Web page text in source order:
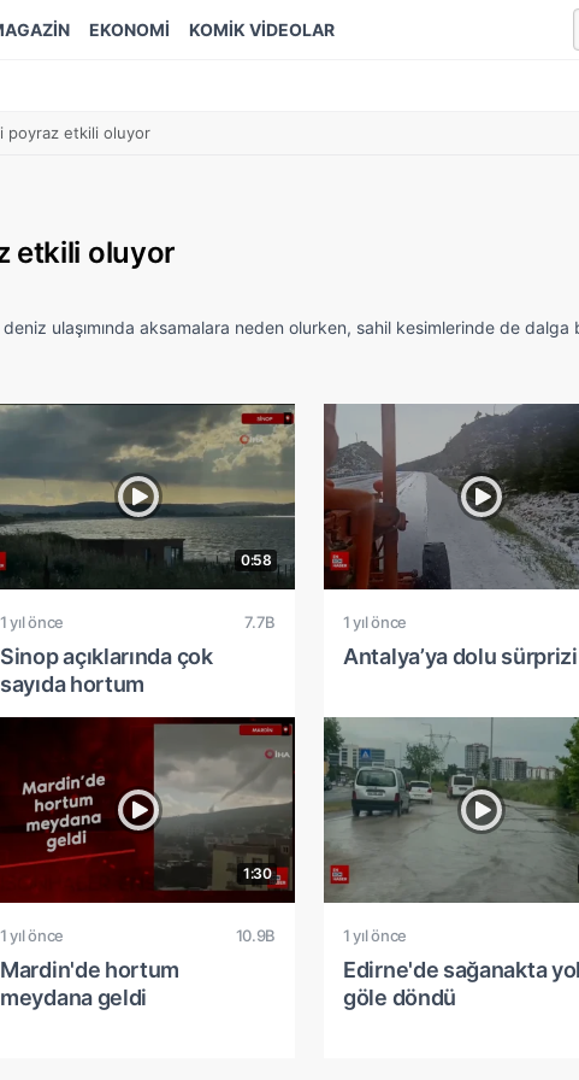
EKONOMİ KOMİK VİDEOLAR
poyraz etkili oluyor
etkili oluyor
ulaşımında aksamalara neden olurken, sahil kesimlerinde de dalga
0:58
1 yıl önce 7.7B
Sinop açıklarında çok
sayıda hortum
1 yıl önce
Antalya’ya dolu sürprizi
1:30
1 yıl önce 10.9B
Mardin'de hortum
meydana geldi
1 yıl önce
Edirne'de sağanakta
göle döndü